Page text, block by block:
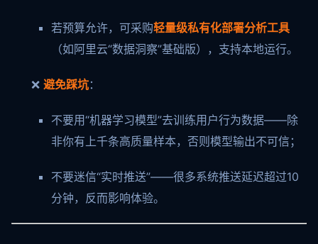
若预算允许，可采购轻量级私有化部署分析工具
（如阿里云“数据洞察”基础版），支持本地运行。
❌ 避免踩坑：
不要用“机器学习模型”去训练用户行为数据——除
非你有上千条高质量样本，否则模型输出不可信；
不要迷信“实时推送”——很多系统推送延迟超过10
分钟，反而影响体验。